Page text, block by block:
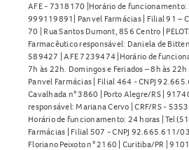
AFE - 7318170 |Horário de funcionamento:
999119891| Panvel Farmácias | Filial 91 –
70 | Rua Santos Dumont, 856 Centro |
Farmacêutico responsável: Daniela de
589427 | AFE 7239474 |Horário de
7h às 22h. Domingos e Feriados – 8h às
Panvel Farmácias | Filial 464 - CNPJ
Cavalhada n° 3860 | Porto Alegre/RS |
responsável: Mariana Cervo | CRF/RS -
Horário de funcionamento: 24 horas | Tel
Farmácias | Filial 507 - CNPJ 92.665.611/
Floriano Peixoto n° 2160 | Curitiba/PR |